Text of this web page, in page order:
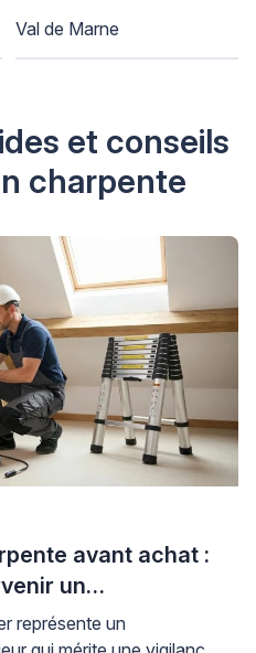
Val de Marne
et conseils
charpente
avant achat :
un
représente un